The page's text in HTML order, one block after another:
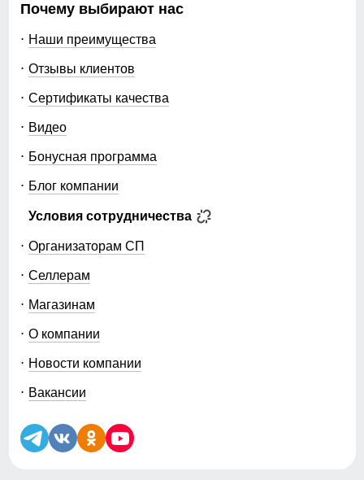
Почему выбирают нас
Наши преимущества
Отзывы клиентов
Сертификаты качества
Видео
Бонусная программа
Блог компании
Условия сотрудничества
Организаторам СП
Селлерам
Магазинам
О компании
Новости компании
Вакансии